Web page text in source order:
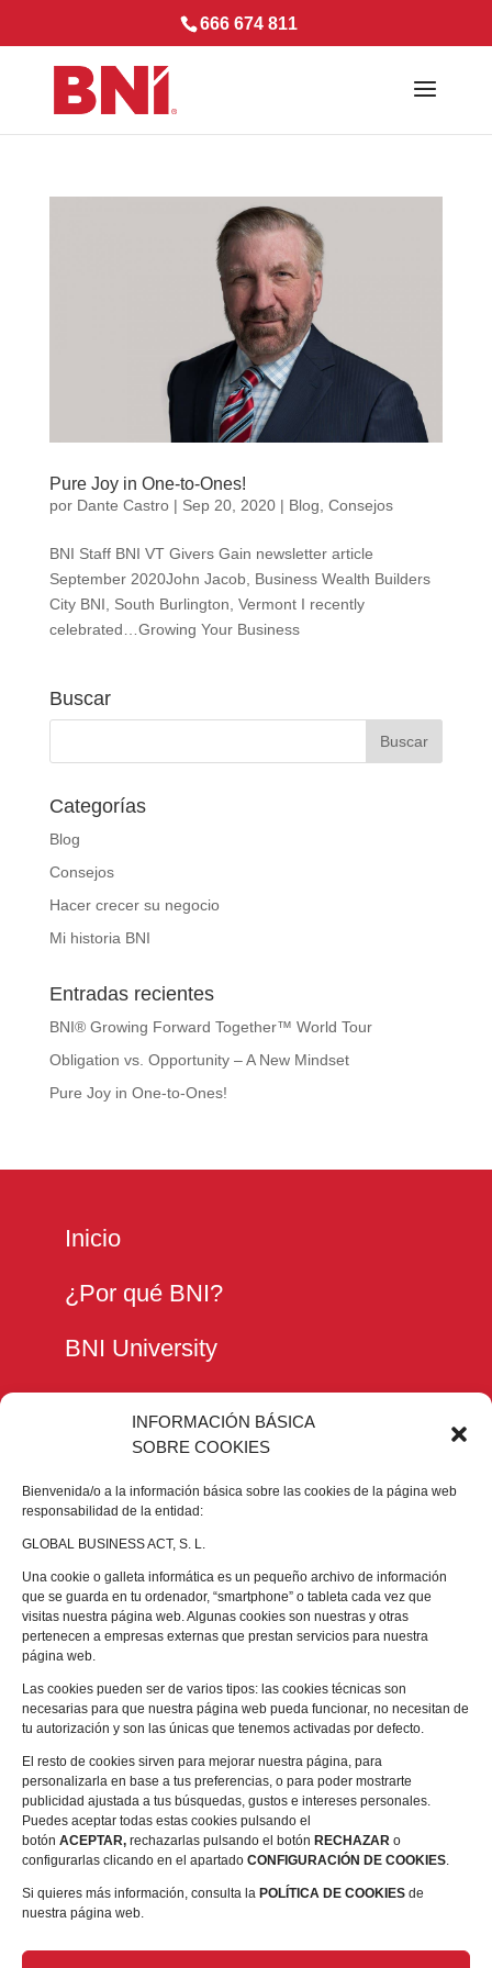
INFORMACIÓN BÁSICA
SOBRE COOKIES
Bienvenida/o a la información básica sobre las cookies de la página web
responsabilidad de la entidad:
GLOBAL BUSINESS ACT, S. L.
Una cookie o galleta informática es un pequeño archivo de información
que se guarda en tu ordenador, “smartphone” o tableta cada vez que
visitas nuestra página web. Algunas cookies son nuestras y otras
pertenecen a empresas externas que prestan servicios para nuestra
página web.
Las cookies pueden ser de varios tipos: las cookies técnicas son
necesarias para que nuestra página web pueda funcionar, no necesitan de
tu autorización y son las únicas que tenemos activadas por defecto.
El resto de cookies sirven para mejorar nuestra página, para
personalizarla en base a tus preferencias, o para poder mostrarte
publicidad ajustada a tus búsquedas, gustos e intereses personales.
Puedes aceptar todas estas cookies pulsando el
botón ACEPTAR, rechazarlas pulsando el botón RECHAZAR o
configurarlas clicando en el apartado CONFIGURACIÓN DE COOKIES.
Si quieres más información, consulta la POLÍTICA DE COOKIES de
nuestra página web.
666 674 811
Pure Joy in One-to-Ones!
por Dante Castro| Sep 20, 2020| Blog Consejos
BNI Staff BNI VT Givers Gain newsletter article
September 2020John Jacob, Business Wealth Builders
City BNI, South Burlington, Vermont I recently
celebrated…Growing Your Business
Buscar
Categorías
Blog
Consejos
Hacer crecer su negocio
Mi historia BNI
Entradas recientes
BNI® Growing Forward Together™ World Tour
Obligation vs. Opportunity – A New Mindset
Pure Joy in One-to-Ones!
Inicio
¿Por qué BNI?
BNI University
Cómo unirse
Grupos en formación
Contáctanos
Política de Privacidad
Seguridad Protección a
compradores (política de cookies)
Aviso legal
Devolución y reembolso,